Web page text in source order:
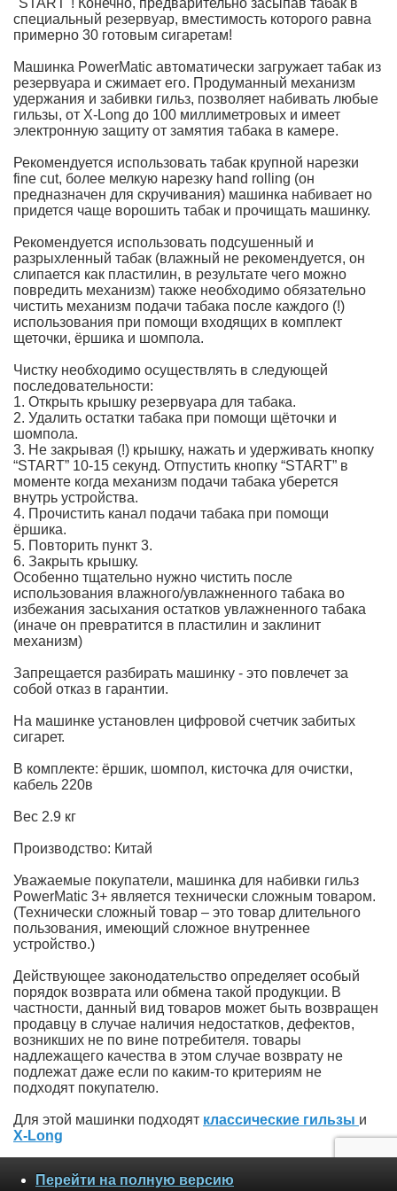
пользования, имеющий сложное внутреннее устройство.)
Действующее законодательство определяет особый
порядок возврата или обмена такой продукции. В
частности, данный вид товаров может быть возвращен
продавцу в случае наличия недостатков, дефектов,
возникших не по вине потребителя. товары надлежащего
качества в этом случае возврату не подлежат даже если по
каким-то критериям не подходят покупателю.
Для этой машинки подходятклассические гильзыиX-Long
" />
"START"! Конечно, предварительно засыпав табак в
специальный резервуар, вместимость которого равна
примерно 30 готовым сигаретам!
Машинка PowerMatic автоматически загружает табак из
резервуара и сжимает его. Продуманный механизм
удержания и забивки гильз, позволяет набивать любые
гильзы, от X-Long до 100 миллиметровых и имеет
электронную защиту от замятия табака в камере.
Рекомендуется использовать табак крупной нарезки
fine cut, более мелкую нарезку hand rolling (он
предназначен для скручивания) машинка набивает но
придется чаще ворошить табак и прочищать машинку.
Рекомендуется использовать подсушенный и
разрыхленный табак (влажный не рекомендуется, он
слипается как пластилин, в результате чего можно
повредить механизм) также необходимо обязательно
чистить механизм подачи табака после каждого (!)
использования при помощи входящих в комплект
щеточки, ёршика и шомпола.
Чистку необходимо осуществлять в следующей
последовательности:
1. Открыть крышку резервуара для табака.
2. Удалить остатки табака при помощи щёточки и
шомпола.
3. Не закрывая (!) крышку, нажать и удерживать кнопку
“START” 10-15 секунд. Отпустить кнопку “START” в
моменте когда механизм подачи табака уберется
внутрь устройства.
4. Прочистить канал подачи табака при помощи
ёршика.
5. Повторить пункт 3.
6. Закрыть крышку.
Особенно тщательно нужно чистить после
использования влажного/увлажненного табака во
избежания засыхания остатков увлажненного табака
(иначе он превратится в пластилин и заклинит
механизм)
Запрещается разбирать машинку - это повлечет за
собой отказ в гарантии.
На машинке установлен цифровой счетчик забитых
сигарет.
В комплекте: ёршик, шомпол, кисточка для очистки,
кабель 220в
Вес 2.9 кг
Производство: Китай
Уважаемые покупатели, машинка для набивки гильз
PowerMatic 3+ является технически сложным товаром.
(Технически сложный товар – это товар длительного
пользования, имеющий сложное внутреннее
устройство.)
Действующее законодательство определяет особый
порядок возврата или обмена такой продукции. В
частности, данный вид товаров может быть возвращен
продавцу в случае наличия недостатков, дефектов,
возникших не по вине потребителя. товары
надлежащего качества в этом случае возврату не
подлежат даже если по каким-то критериям не
подходят покупателю.
Для этой машинки подходят классические гильзы и
X-Long
Перейти на полную версию